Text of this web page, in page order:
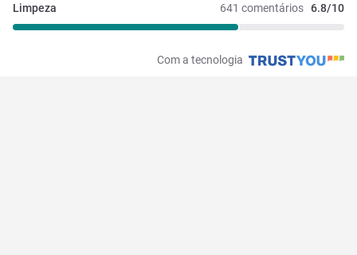
641 comentários 6.8/10
Limpeza
Com a tecnologia